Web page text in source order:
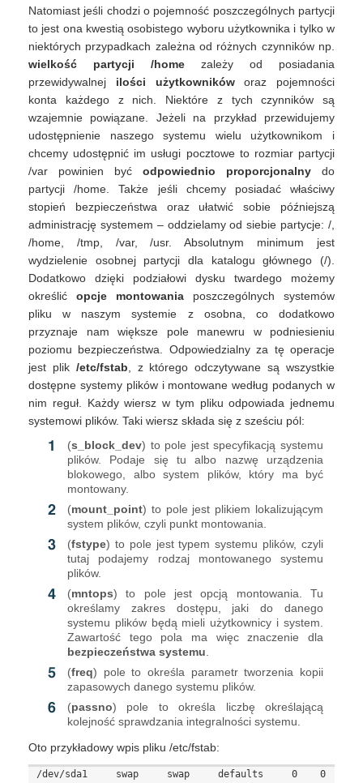
Natomiast jeśli chodzi o pojemność poszczególnych partycji
to jest ona kwestią osobistego wyboru użytkownika i tylko w
niektórych przypadkach zależna od różnych czynników np.
wielkość partycji /home zależy od posiadania
przewidywalnej ilości użytkownikóworaz pojemności
konta każdego z nich. Niektóre z tych czynników są
wzajemnie powiązane. Jeżeli na przykład przewidujemy
udostępnienie naszego systemu wielu użytkownikom i
chcemy udostępnić im usługi pocztowe to rozmiar partycji
/var powinien być odpowiednio proporcjonalny do
partycji /home. Także jeśli chcemy posiadać właściwy
stopień bezpieczeństwa oraz ułatwić sobie późniejszą
administrację systemem – oddzielamy od siebie partycje: /,
/home, /tmp, /var, /usr. Absolutnym minimum jest
wydzielenie osobnej partycji dla katalogu głównego (/).
Dodatkowo dzięki podziałowi dysku twardego możemy
określić opcje montowania poszczególnych systemów
pliku w naszym systemie z osobna, co dodatkowo
przyznaje nam większe pole manewru w podniesieniu
poziomu bezpieczeństwa. Odpowiedzialny za tę operacje
jest plik /etc/fstab , z którego odczytywane są wszystkie
dostępne systemy plików i montowane według podanych w
nim reguł. Każdy wiersz w tym pliku odpowiada jednemu
systemowi plików. Taki wiersz składa się z sześciu pól:
(s_block_dev) to pole jest specyfikacją systemu
plików. Podaje się tu albo nazwę urządzenia
blokowego, albo system plików, który ma być
montowany.
(mount_point) to pole jest plikiem lokalizującym
system plików, czyli punkt montowania.
(fstype) to pole jest typem systemu plików, czyli
tutaj podajemy rodzaj montowanego systemu
plików.
(mntops) to pole jest opcją montowania. Tu
określamy zakres dostępu, jaki do danego
systemu plików będą mieli użytkownicy i system.
Zawartość tego pola ma więc znaczenie dla
bezpieczeństwa systemu
(freq) pole to określa parametr tworzenia kopii
zapasowych danego systemu plików.
(passno) pole to określa liczbę określającą
kolejność sprawdzania integralności systemu.
Oto przykładowy wpis pliku /etc/fstab:
/dev/sda1     swap     swap     defaults     0    0